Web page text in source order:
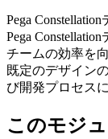
Pega
Pega
チームの効率を
既定のデザイン
び開発プロセス
このモジ